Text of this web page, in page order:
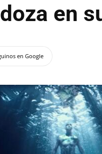
en
en Google